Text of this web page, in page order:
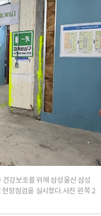
강보호를 위해 삼성물산 삼성
장점검을 실시했다.사진 왼쪽 2